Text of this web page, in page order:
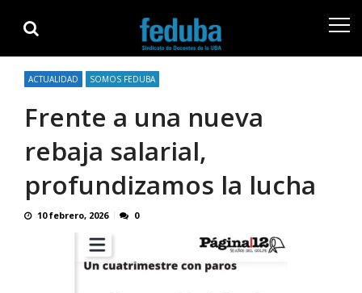
navigation
content
ACTUALIDAD SOMOS FEDUBA
Frente a una nueva
rebaja salarial,
profundizamos la lucha
10 febrero, 2026 0